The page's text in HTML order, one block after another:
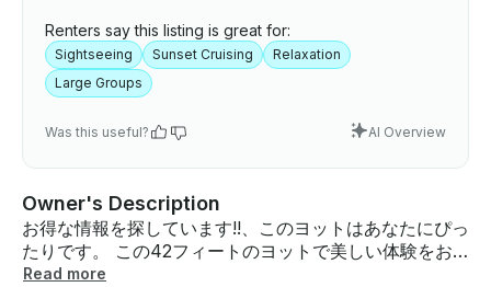
Renters say this listing is great for:
Sightseeing Sunset Cruising
Relaxation
Large Groups
Was this useful? AI Overview
Owner's Description
お得な情報を探しています!!、このヨットはあなたにぴっ
たりです。 この42フィートのヨットで美しい体験をお
楽しみください。食べ物、飲み物、日焼け止めなど必要
Read more